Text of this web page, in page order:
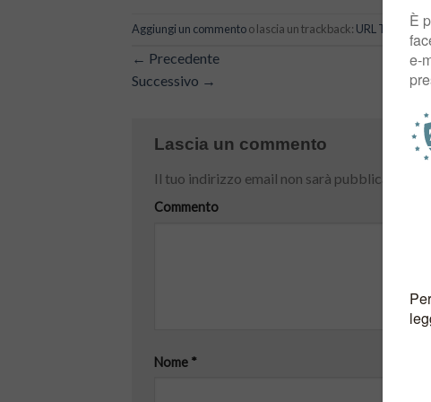
Aggiungi un commentoo lascia un trackback: URL Trackback
← Precedente
Successivo →
Lascia un commento
Il tuo indirizzo email non sarà pubblicato.
Commento
Nome *